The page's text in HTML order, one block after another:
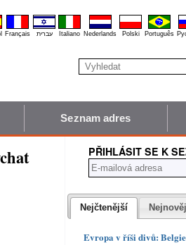
Français עברית Italiano Nederlands Polski Português
Seznam adres
PŘIHLÁSIT SE K
Nejčtenější
Evropa v říši divů: